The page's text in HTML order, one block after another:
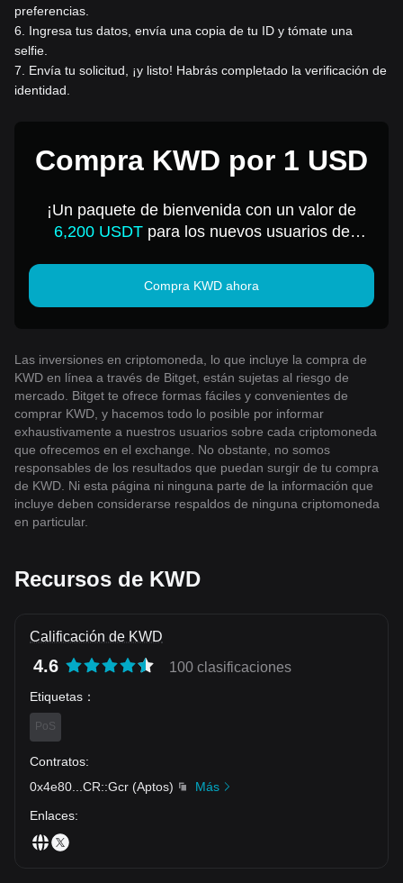
preferencias.
6
Ingresa tus datos, envía una copia de tu ID y tómate una
selfie.
7
Envía tu solicitud, ¡y listo! Habrás completado la verificación de
identidad.
Compra KWD por 1 USD
¡Un paquete de bienvenida con un valor de
6,200 USDTpara los nuevos usuarios de
Compra KWD ahora
Las inversiones en criptomoneda, lo que incluye la compra de
KWD en línea a través de Bitget, están sujetas al riesgo de
mercado. Bitget te ofrece formas fáciles y convenientes de
comprar KWD, y hacemos todo lo posible por informar
exhaustivamente a nuestros usuarios sobre cada criptomoneda
que ofrecemos en el exchange. No obstante, no somos
responsables de los resultados que puedan surgir de tu compra
de KWD. Ni esta página ni ninguna parte de la información que
incluye deben considerarse respaldos de ninguna criptomoneda
en particular.
Recursos de KWD
Calificación de KWD
4.6 100 clasificaciones
Etiquetas ：
PoS
Contratos:
0x4e80
CR::Gcr (Aptos)
Más
Enlaces: